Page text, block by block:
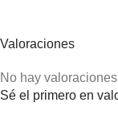
Valoraciones
No hay
Sé el primero en